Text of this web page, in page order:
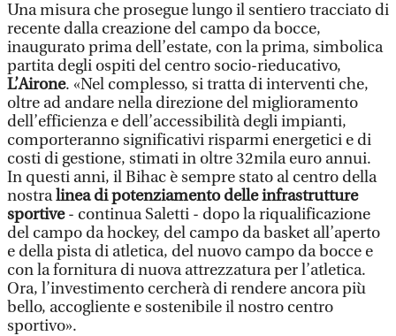
Una misura che prosegue lungo il sentiero tracciato di
recente dalla creazione del campo da bocce,
inaugurato prima dell’estate, con la prima, simbolica
partita degli ospiti del centro socio-rieducativo,
L’Airone. «Nel complesso, si tratta di interventi che,
oltre ad andare nella direzione del miglioramento
dell’efficienza e dell’accessibilità degli impianti,
comporteranno significativi risparmi energetici e di
costi di gestione, stimati in oltre 32mila euro annui.
In questi anni, il Bihac è sempre stato al centro della
nostralinea di potenziamento delle infrastrutture
sportive- continua Saletti - dopo la riqualificazione
del campo da hockey, del campo da basket all’aperto
e della pista di atletica, del nuovo campo da bocce e
con la fornitura di nuova attrezzatura per l’atletica.
Ora, l’investimento cercherà di rendere ancora più
bello, accogliente e sostenibile il nostro centro
sportivo».